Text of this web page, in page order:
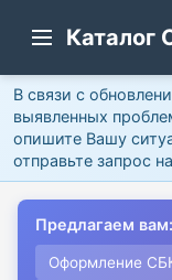
Каталог
В связи с
выявленных
опишите Вашу
отправьте запрос
Предлагаем вам:
Оформление